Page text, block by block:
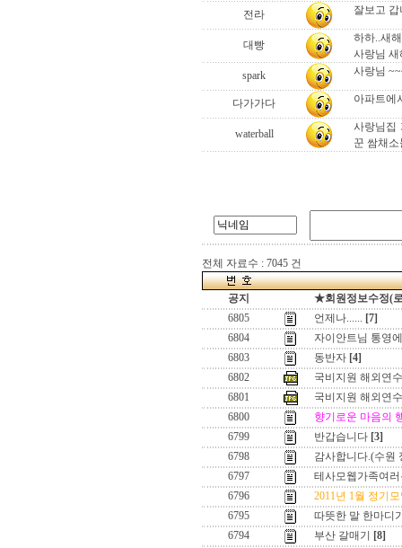
전라
잘보고
대빵
하하..새
사랑님 새
spark
사랑님
다가가다 아파트에
waterball
사랑님집
꾼 쌈채
전체 자료수 : 7045 건
공지
★회원정보수정(
6805
언제나...... [7]
6804
자이안트님 통영
6803
동반자 [4]
6802
국비지원 해외연
6801
국비지원 해외연
6800
향기로운 마음의
6799
반갑습니다 [3]
6798
감사합니다.(수원
6797
테사모웹가족여
6796
2011년 1월 정기
6795
따뜻한 말 한마디
6794
부산 갈매기
[8]